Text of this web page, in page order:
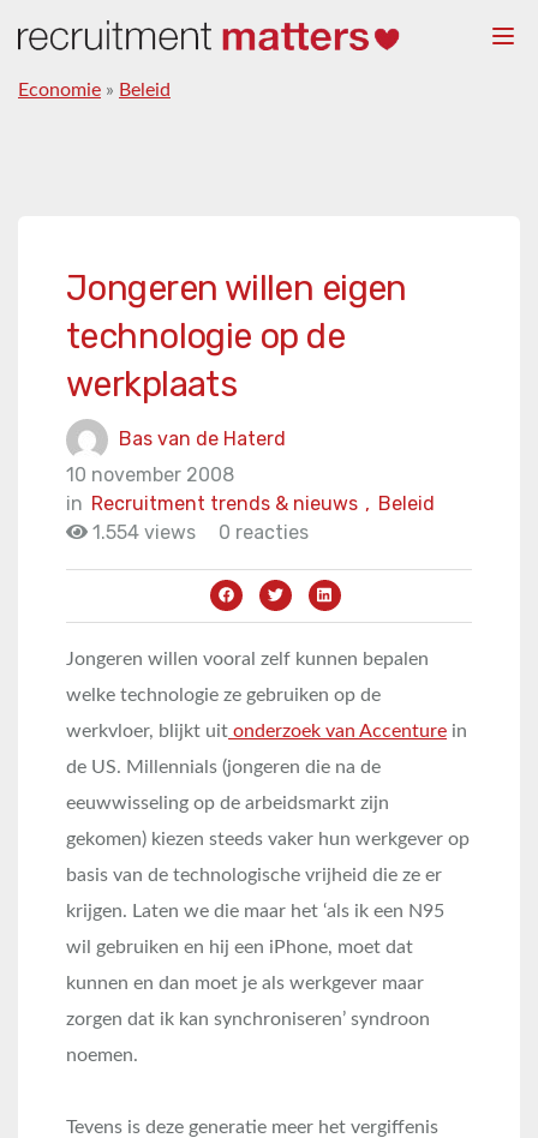
Economie » Beleid
Jongeren willen eigen
technologie op de
werkplaats
Bas van de Haterd
10 november 2008
in
Beleid
Recruitment trends & nieuws ,
1.554 views
0 reacties
Jongeren willen vooral zelf kunnen bepalen
welke technologie ze gebruiken op de
werkvloer, blijkt uit onderzoek van Accenture in
de US. Millennials (jongeren die na de
eeuwwisseling op de arbeidsmarkt zijn
gekomen) kiezen steeds vaker hun werkgever op
basis van de technologische vrijheid die ze er
krijgen. Laten we die maar het ‘als ik een N95
wil gebruiken en hij een iPhone, moet dat
kunnen en dan moet je als werkgever maar
zorgen dat ik kan synchroniseren’ syndroon
noemen.
Tevens is deze generatie meer het vergiffenis